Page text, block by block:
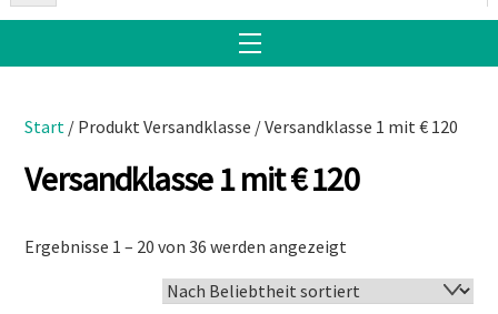
Menu
Start / Produkt Versandklasse / Versandklasse 1 mit € 120
Versandklasse 1 mit € 120
Ergebnisse 1 – 20 von 36 werden angezeigt
Beliebtheit
sortiert